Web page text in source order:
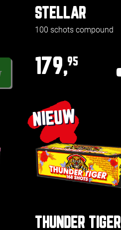
STELLAR
100 schots compound
179,95
NIEUW
THUNDER TIGER